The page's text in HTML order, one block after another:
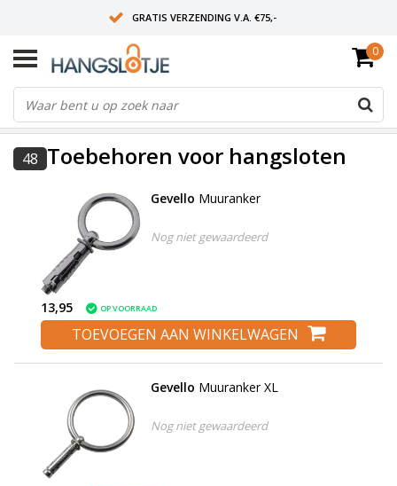
GRATIS VERZENDING V.A. €75,-
OP WERKDAGEN VOOR 15:00 BESTELD? VOLGENDE DAG OP SLOT!
ALLES UIT VOORRAAD
0
Toebehoren voor hangsloten
48
Gevello Muuranker
Nog niet gewaardeerd
13,95 OP VOORRAAD
TOEVOEGEN AAN WINKELWAGEN
Gevello Muuranker XL
Nog niet gewaardeerd